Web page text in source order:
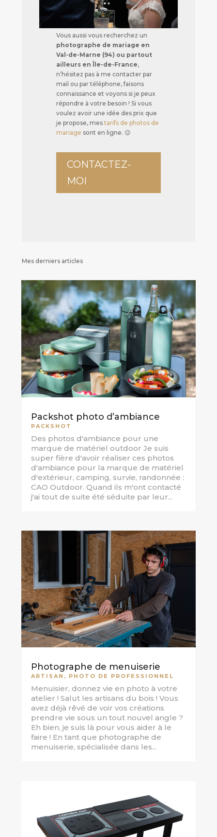
Vous aussi vous recherchez un
photographe de mariage en
Val-de-Marne (94) ou partout
ailleurs en Île-de-France,
n’hésitez pas à me contacter par
mail ou par téléphone, faisons
connaissance et voyons si je peux
répondre à votre besoin ! Si vous
voulez avoir une idée des prix que
je propose, mestarifs de photos de
mariage sont en ligne. 😉
CONTACTEZ-
MOI
Mes derniers articles
Packshot photo d’ambiance
PACKSHOT
Des photos d'ambiance pour une
marque de matériel outdoor Je suis
super fière d'avoir réaliser ces photos
d'ambiance pour la marque de matériel
d'extérieur, camping, survie, randonnée :
CAO Outdoor. Quand ils m'ont contacté
j'ai tout de suite été séduite par leur...
Photographe de menuiserie
ARTISAN , PHOTO DE PROFESSIONNEL
Menuisier, donnez vie en photo à votre
atelier ! Salut les artisans du bois ! Vous
avez déjà rêvé de voir vos créations
prendre vie sous un tout nouvel angle ?
Eh bien, je suis là pour vous aider à le
faire ! En tant que photographe de
menuiserie, spécialisée dans les...